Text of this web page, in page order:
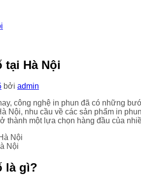
tại Hà Nội
bởi admin
công nghệ in phun đã có những
Nội, nhu cầu về các sản phẩm in
thành một lựa chọn hàng đầu của
Nội
là gì?